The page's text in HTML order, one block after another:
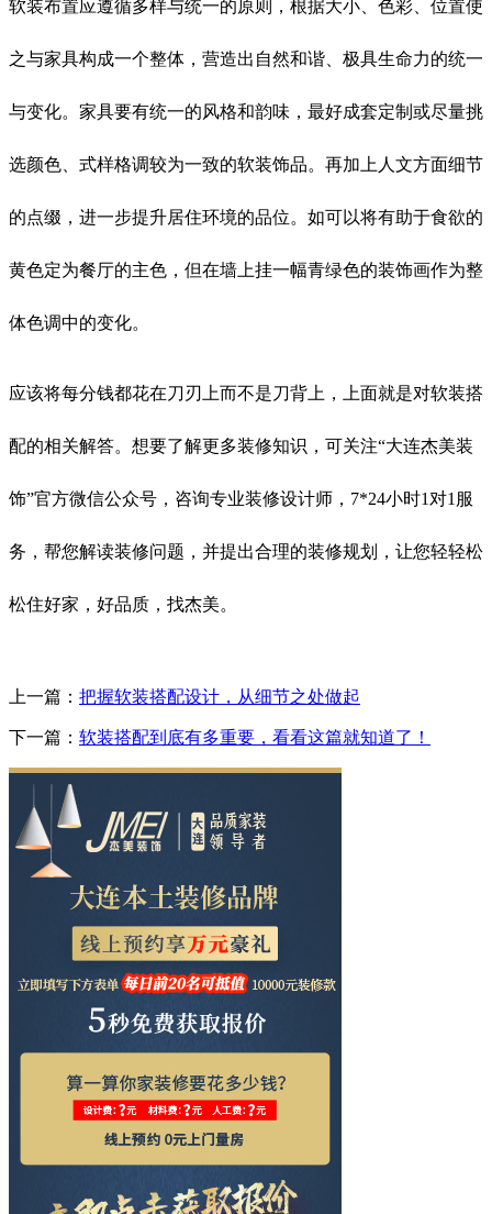
软装布置应遵循多样与统一的原则，根据大小、色彩、位置使
之与家具构成一个整体，营造出自然和谐、极具生命力的统一
与变化。家具要有统一的风格和韵味，最好成套定制或尽量挑
选颜色、式样格调较为一致的软装饰品。再加上人文方面细节
的点缀，进一步提升居住环境的品位。如可以将有助于食欲的
黄色定为餐厅的主色，但在墙上挂一幅青绿色的装饰画作为整
体色调中的变化。
应该将每分钱都花在刀刃上而不是刀背上，上面就是对软装搭
配的相关解答。想要了解更多装修知识，可关注“大连杰美装
饰”官方微信公众号，咨询专业装修设计师，7*24小时1对1服
务，帮您解读装修问题，并提出合理的装修规划，让您轻轻松
松住好家，好品质，找杰美。
上一篇： 把握软装搭配设计，从细节之处做起
下一篇： 软装搭配到底有多重要，看看这篇就知道了！